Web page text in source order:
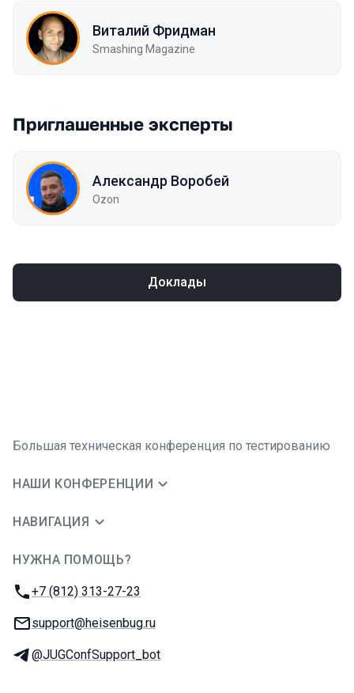
Виталий Фридман
Smashing Magazine
Приглашенные эксперты
Александр Воробей
Ozon
Доклады
Большая техническая конференция по тестированию
НАШИ КОНФЕРЕНЦИИ
НАВИГАЦИЯ
НУЖНА ПОМОЩЬ?
Телефон:
+7 (812) 313-27-23
E-mail:
support@heisenbug.ru
Телеграм:
@JUGConfSupport_bot